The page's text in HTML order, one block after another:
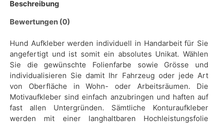
Beschreibung
Bewertungen (0)
Hund Aufkleber werden individuell in Handarbeit für Sie
angefertigt und ist somit ein absolutes Unikat. Wählen
Sie die gewünschte Folienfarbe sowie Grösse und
individualisieren Sie damit Ihr Fahrzeug oder jede Art
von Oberfläche in Wohn- oder Arbeitsräumen. Die
Motivaufkleber sind einfach anzubringen und haften auf
fast allen Untergründen. Sämtliche Konturaufkleber
werden mit einer langhaltbaren Hochleistungsfolie